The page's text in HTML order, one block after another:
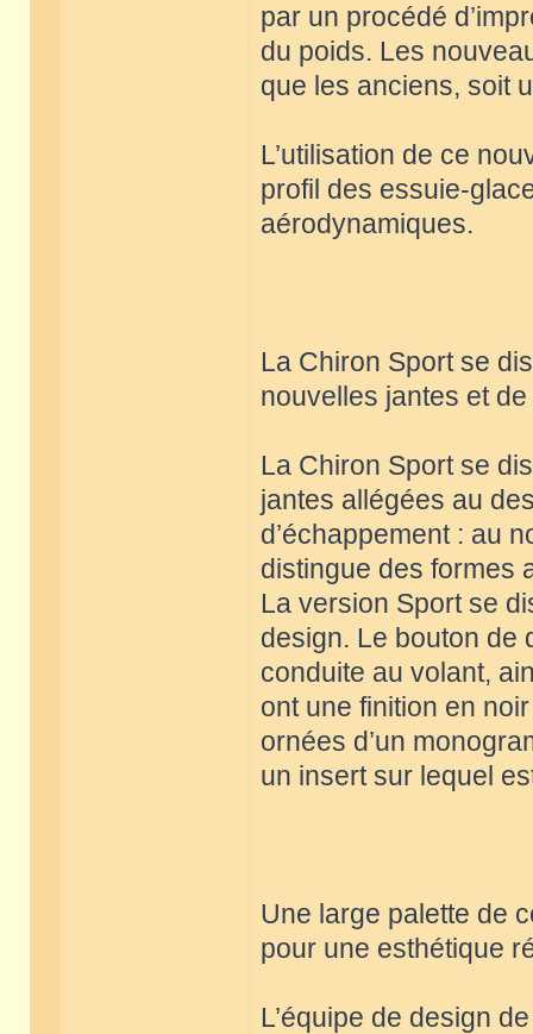
par un procédé
du poids. Les
que les anciens, soit
L’utilisation de ce
profil des essuie-
aérodynamiques.
La Chiron Sport se
nouvelles jantes et
La Chiron Sport se
jantes allégées au
d’échappement : au
distingue des formes
La version Sport se
design. Le bouton de
conduite au volant,
ont une finition en
ornées d’un
un insert sur lequel
Une large palette de
pour une esthétique
L’équipe de design